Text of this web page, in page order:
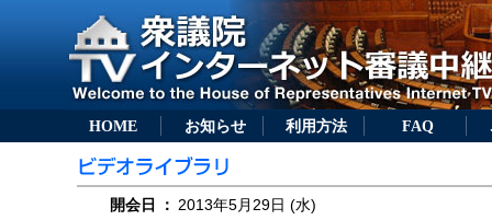
HOME お知らせ 利用方法 FAQ
開会日 ： 2013年5月29日 (水)